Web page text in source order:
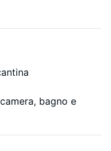
bagno e